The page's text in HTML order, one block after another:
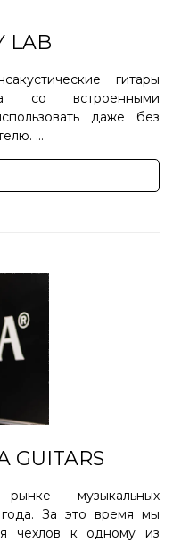
LAB
гитары
со встроенными
даже без
...
музыкальных
За это время мы
чехлов к одному из